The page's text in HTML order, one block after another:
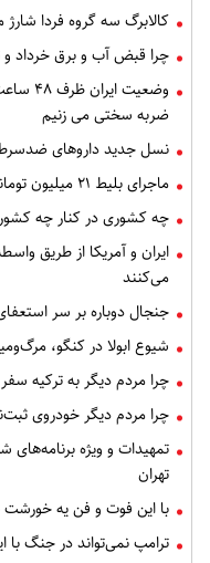
کالابرگ سه گروه فردا
چرا قبض آب و برق خرداد و تیر ۳ تا ۴ برابر
ضربه سختی می زنیم
نسل جدید داروهای
ماجرای بلیط ۲۱ میلیون تومانی تهران - اصفهان چه بود؟
چه کشوری در کنار چه
ایران و آمریکا از طریق
می‌کنند
جنجال دوباره بر سر
شیوع ابولا در کنگو،
چرا مردم دیگر به ترکیه
چرا مردم دیگر خودروی
تمهیدات و ویژه برنامه‌های
تهران
با این فوت و فن یه خورشت
ترامپ نمی‌تواند در جنگ با